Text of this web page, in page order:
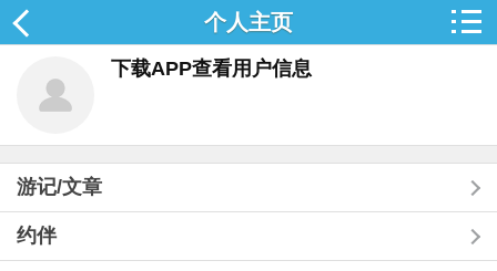
个人主页
下载APP查看用户信息
游记/文章
约伴